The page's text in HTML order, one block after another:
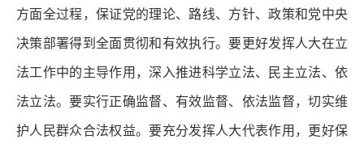
方面全过程，保证党的理论、路线、方针、政策和党中央
决策部署得到全面贯彻和有效执行。要更好发挥人大在立
法工作中的主导作用，深入推进科学立法、民主立法、依
法立法。要实行正确监督、有效监督、依法监督，切实维
护人民群众合法权益。要充分发挥人大代表作用，更好保